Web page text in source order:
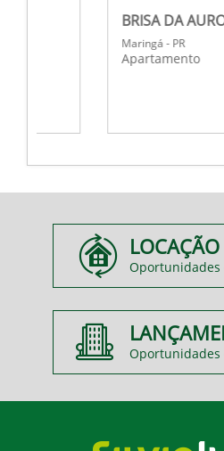
BRISA DA AURORA
Maringá - PR
Apartamento
LOCAÇÃO
Oportunidades
Oportunidades